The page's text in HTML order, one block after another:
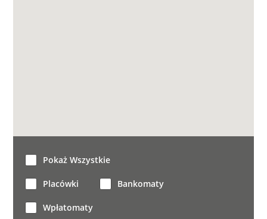
Pokaż Wszystkie
Placówki Bankomaty
Wpłatomaty